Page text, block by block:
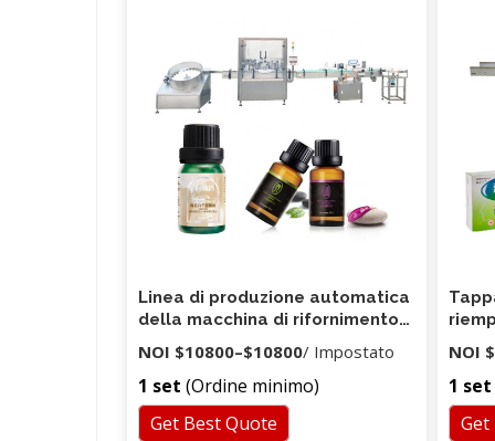
linea
la
la
linea
altre
Linea di produzione automatica
della macchina di rifornimento
dell'olio essenziale macchina
riempitrice della bottiglia di
profumo della bottiglia liquida
30ml e
NOI $10800–$10800/ Impostato
1 set (Ordine minimo)
Get Best Quote
Gold
NOI
1 set
Get